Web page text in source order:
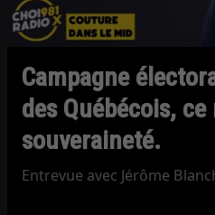
Campagne
des Québécois, ce
souveraineté.
Entrevue avec Jérôme